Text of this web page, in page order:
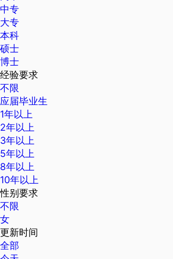
中专
大专
本科
硕士
博士
经验要求
不限
应届毕业生
1年以上
2年以上
3年以上
5年以上
8年以上
10年以上
性别要求
不限
女
更新时间
全部